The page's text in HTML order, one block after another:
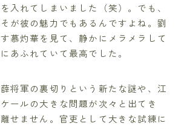
入れてしまいました（笑）。でも、
が彼の魅力でもあるんですよね。劉
慕灼華を見て、静かにメラメラして
あふれていて最高でした。
将軍の裏切りという新たな謎や、江
ールの大きな問題が次々と出てき
せません。官吏として大きな試練に